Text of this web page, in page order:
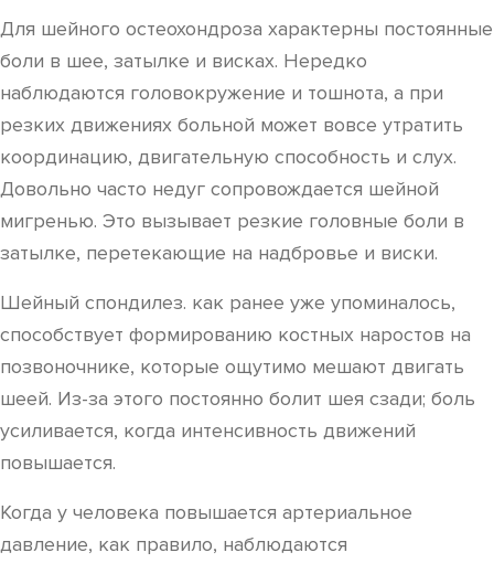
Для шейного остеохондроза характерны постоянные
боли в шее, затылке и висках. Нередко
наблюдаются головокружение и тошнота, а при
резких движениях больной может вовсе утратить
координацию, двигательную способность и слух.
Довольно часто недуг сопровождается шейной
мигренью. Это вызывает резкие головные боли в
затылке, перетекающие на надбровье и виски.
Шейный спондилез. как ранее уже упоминалось,
способствует формированию костных наростов на
позвоночнике, которые ощутимо мешают двигать
шеей. Из-за этого постоянно болит шея сзади; боль
усиливается, когда интенсивность движений
повышается.
Когда у человека повышается артериальное
давление, как правило, наблюдаются